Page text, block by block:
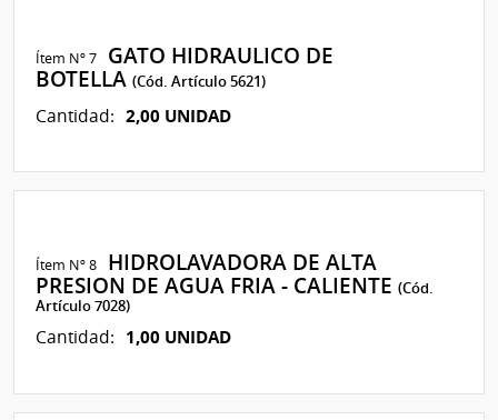
Ítem Nº 7
GATO HIDRAULICO DE
BOTELLA(Cód. Artículo 5621)
Cantidad: 2,00 UNIDAD
Ítem Nº 8
HIDROLAVADORA DE ALTA
PRESION DE AGUA FRIA - CALIENTE(Cód.
Artículo 7028)
Cantidad: 1,00 UNIDAD